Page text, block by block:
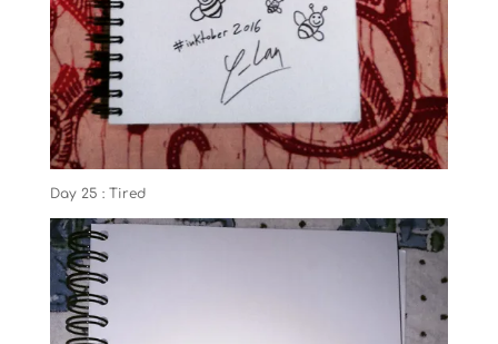
Day 25 : Tired